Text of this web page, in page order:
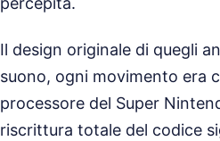
Il design originale di quegli
suono, ogni movimento era
processore del Super
riscrittura totale del codice